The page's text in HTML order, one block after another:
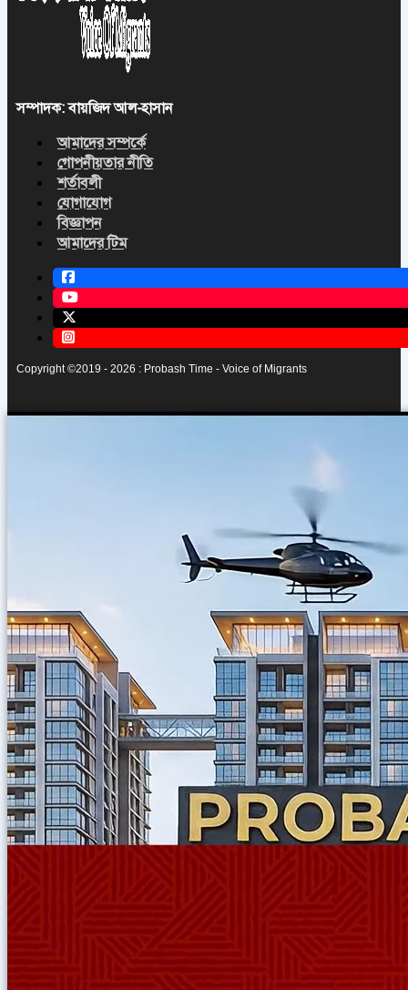
সম্পাদক: বায়জিদ আল-হাসান
আমাদের সম্পর্কে
গোপনীয়তার নীতি
শর্তাবলী
যোগাযোগ
বিজ্ঞাপন
আমাদের টিম
Copyright ©2019 - 2026 : Probash Time - Voice of Migrants